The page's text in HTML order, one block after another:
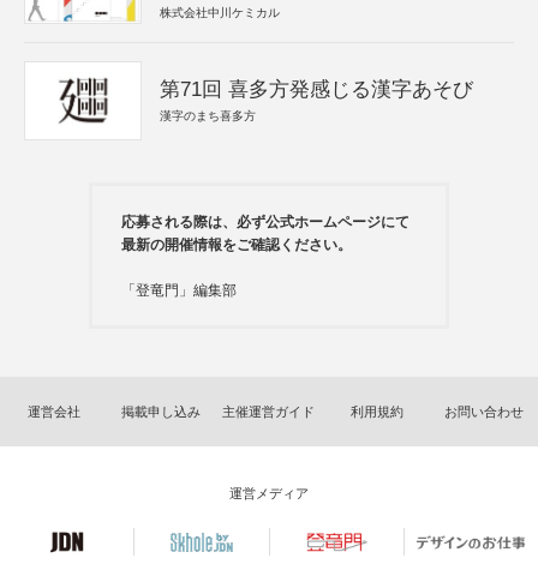
株式会社中川ケミカル
第71回 喜多方発感じる漢字あそび
漢字のまち喜多方
応募される際は、必ず公式ホームページにて
最新の開催情報をご確認ください。
「登竜門」編集部
運営会社 掲載申し込み 主催運営ガイド 利用規約 お問い合わせ
運営メディア